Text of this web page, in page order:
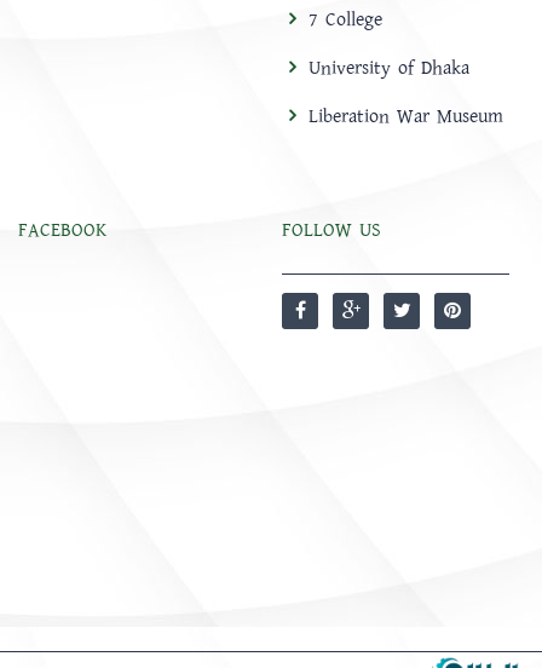
7 College
University of Dhaka
Liberation War Museum
FACEBOOK FOLLOW US